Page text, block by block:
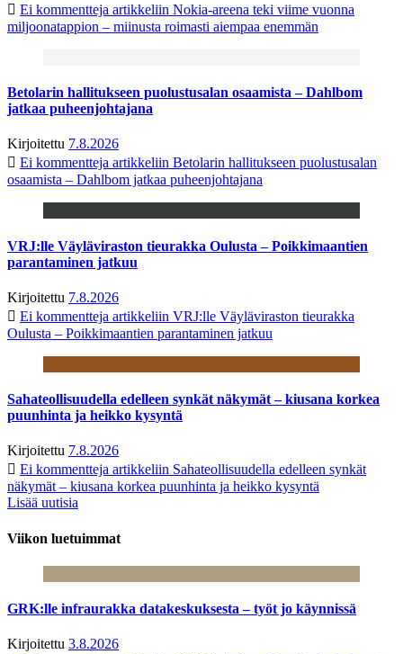
Ei kommentteja artikkeliin Nokia-areena teki viime vuonna
miljoonatappion – miinusta roimasti aiempaa enemmän
Betolarin hallitukseen puolustusalan osaamista – Dahlbom
jatkaa puheenjohtajana
Kirjoitettu 7.8.2026
Ei kommentteja artikkeliin Betolarin hallitukseen puolustusalan
osaamista – Dahlbom jatkaa puheenjohtajana
VRJ:lle Väyläviraston tieurakka Oulusta – Poikkimaantien
parantaminen jatkuu
Kirjoitettu 7.8.2026
Ei kommentteja artikkeliin VRJ:lle Väyläviraston tieurakka
Oulusta – Poikkimaantien parantaminen jatkuu
Sahateollisuudella edelleen synkät näkymät – kiusana korkea
puunhinta ja heikko kysyntä
Kirjoitettu 7.8.2026
Ei kommentteja artikkeliin Sahateollisuudella edelleen synkät
näkymät – kiusana korkea puunhinta ja heikko kysyntä
Lisää uutisia
Viikon luetuimmat
GRK:lle infraurakka datakeskuksesta – työt jo käynnissä
Kirjoitettu 3.8.2026